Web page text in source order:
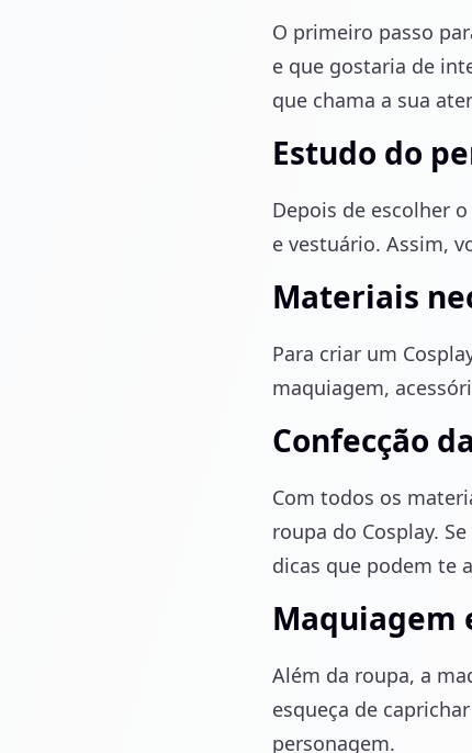
O primeiro passo
e que gostaria de
que chama a sua
Estudo do
Depois de escolher
e vestuário. Assim,
Materiais
Para criar um
maquiagem,
Confecção
Com todos os
roupa do Cosplay.
dicas que podem te
Maquiagem
Além da roupa, a
esqueça de
personagem.